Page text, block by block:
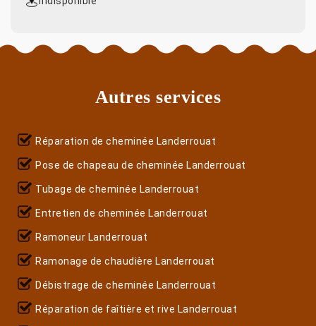
Autres services
Réparation de cheminée Landerrouat
Pose de chapeau de cheminée Landerrouat
Tubage de cheminée Landerrouat
Entretien de cheminée Landerrouat
Ramoneur Landerrouat
Ramonage de chaudière Landerrouat
Débistrage de cheminée Landerrouat
Réparation de faîtière et rive Landerrouat